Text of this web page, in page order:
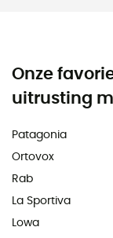
Onze
uitrusting
Patagonia
Ortovox
Rab
La Sportiva
Lowa